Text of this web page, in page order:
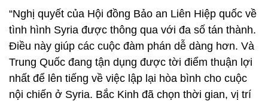
“Nghị quyết của Hội đồng Bảo an Liên Hiệp quốc về
tình hình Syria được thông qua với đa số tán thành.
Điều này giúp các cuộc đàm phán dễ dàng hơn. Và
Trung Quốc đang tận dụng được tời điểm thuận lợi
nhất để lên tiếng về việc lập lại hòa bình cho cuộc
nội chiến ở Syria. Bắc Kinh đã chọn thời gian, vị trí